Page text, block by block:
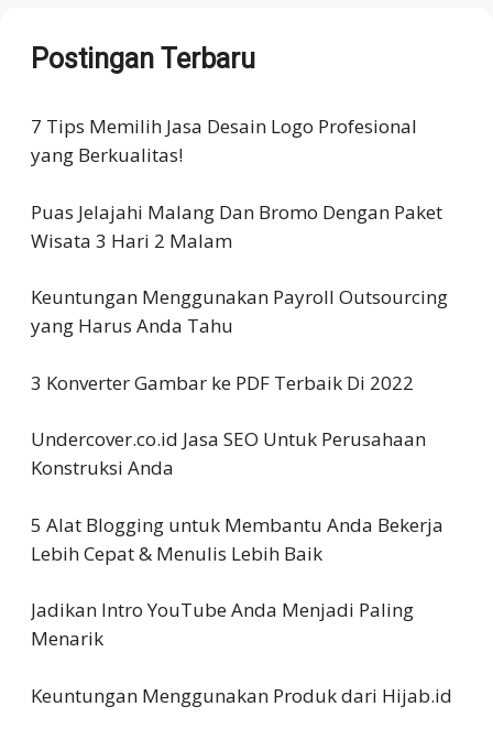
Postingan Terbaru
7 Tips Memilih Jasa Desain Logo Profesional
yang Berkualitas!
Puas Jelajahi Malang Dan Bromo Dengan Paket
Wisata 3 Hari 2 Malam
Keuntungan Menggunakan Payroll Outsourcing
yang Harus Anda Tahu
3 Konverter Gambar ke PDF Terbaik Di 2022
Undercover.co.id Jasa SEO Untuk Perusahaan
Konstruksi Anda
5 Alat Blogging untuk Membantu Anda Bekerja
Lebih Cepat & Menulis Lebih Baik
Jadikan Intro YouTube Anda Menjadi Paling
Menarik
Keuntungan Menggunakan Produk dari Hijab.id